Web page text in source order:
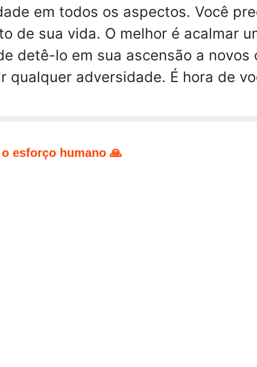
em todos os aspectos. Você
de sua vida. O melhor é acalmar
detê-lo em sua ascensão a
qualquer adversidade. É hora de
o esforço humano 🙏